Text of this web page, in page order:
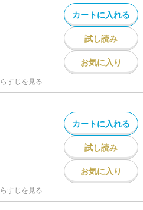
カートに入れる
試し読み
お気に入り
すじを見る
カートに入れる
試し読み
お気に入り
すじを見る